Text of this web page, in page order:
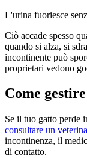
L'urina fuoriesce
Ciò accade spesso
quando si alza, si
incontinente può
proprietari vedono
Come
Se il tuo gatto perde
consultare un
incontinenza, il
di contatto.